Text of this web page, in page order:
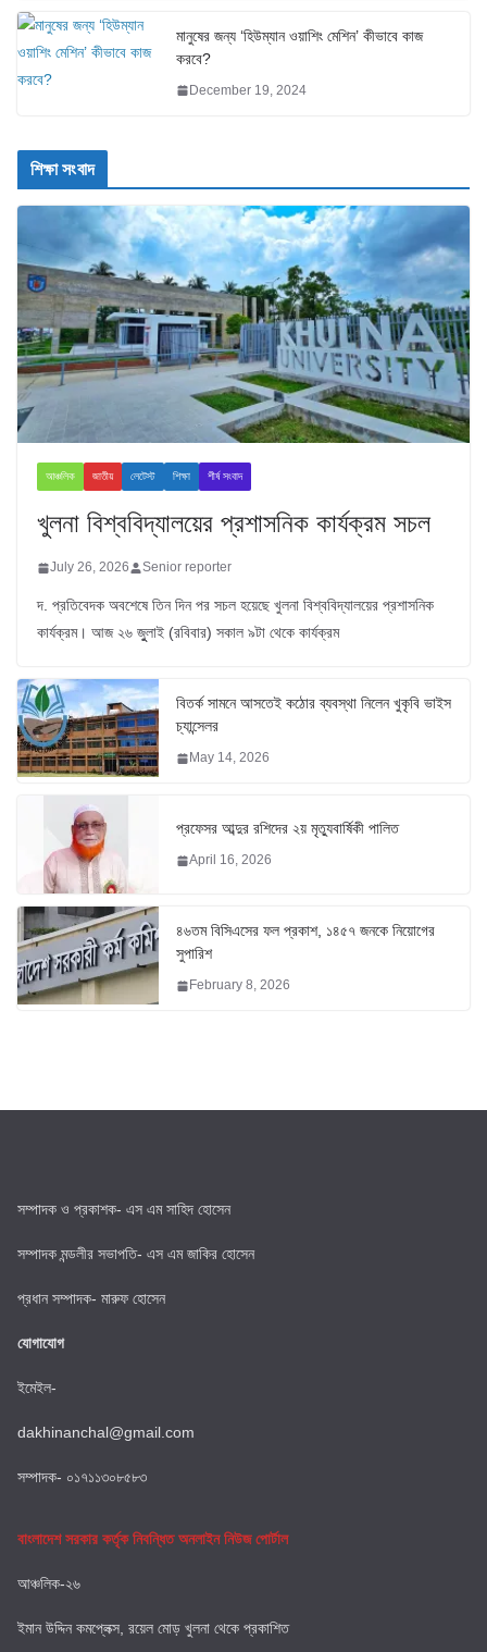
মানুষের জন্য ‘হিউম্যান ওয়াশিং মেশিন’ কীভাবে কাজ
করবে?
December 19, 2024
শিক্ষা সংবাদ
আঞ্চলিক জাতীয় লেটেস্ট শিক্ষা শীর্ষ সংবাদ
খুলনা বিশ্ববিদ্যালয়ের প্রশাসনিক কার্যক্রম সচল
July 26, 2026 Senior reporter
দ. প্রতিবেদক অবশেষে তিন দিন পর সচল হয়েছে খুলনা বিশ্ববিদ্যালয়ের প্রশাসনিক
কার্যক্রম। আজ ২৬ জুুলাই (রবিবার) সকাল ৯টা থেকে কার্যক্রম
বিতর্ক সামনে আসতেই কঠোর ব্যবস্থা নিলেন খুকৃবি ভাইস
চ্যান্সেলর
May 14, 2026
প্রফেসর আব্দুর রশিদের ২য় মৃত্যুবার্ষিকী পালিত
April 16, 2026
৪৬তম বিসিএসের ফল প্রকাশ, ১৪৫৭ জনকে নিয়োগের
সুপারিশ
February 8, 2026
সম্পাদক ও প্রকাশক- এস এম সাহিদ হোসেন
সম্পাদক মন্ডলীর সভাপতি- এস এম জাকির হোসেন
প্রধান সম্পাদক- মারুফ হোসেন
যোগাযোগ
ইমেইল-
dakhinanchal@gmail.com
সম্পাদক- ০১৭১১৩০৮৫৮৩
বাংলাদেশ সরকার কর্তৃক নিবন্ধিত অনলাইন নিউজ পোর্টাল
আঞ্চলিক-২৬
ইমান উদ্দিন কমপ্লেক্স, রয়েল মোড় খুলনা থেকে প্রকাশিত